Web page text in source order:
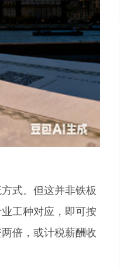
式。但这并非铁板
工种对应，即可按
倍，或计税薪酬收